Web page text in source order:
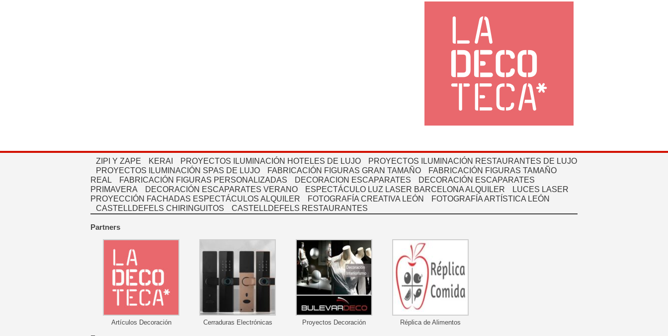
ZIPI Y ZAPE KERAI PROYECTOS ILUMINACIÓN HOTELES DE LUJO
PROYECTOS ILUMINACIÓN RESTAURANTES DE LUJO
PROYECTOS ILUMINACIÓN SPAS DE LUJO
FABRICACIÓN FIGURAS GRAN TAMAÑO
FABRICACIÓN FIGURAS TAMAÑO
REAL
FABRICACIÓN FIGURAS PERSONALIZADAS DECORACION ESCAPARATES
DECORACIÓN ESCAPARATES
PRIMAVERA
DECORACIÓN ESCAPARATES VERANO ESPECTÁCULO LUZ LASER BARCELONA ALQUILER
LUCES LASER
PROYECCIÓN FACHADAS ESPECTÁCULOS ALQUILER
FOTOGRAFÍA CREATIVA LEÓN
FOTOGRAFÍA ARTÍSTICA LEÓN
CASTELLDEFELS CHIRINGUITOS
CASTELLDEFELS RESTAURANTES
Partners
Artículos Decoración Cerraduras Electrónicas Proyectos Decoración Réplica de Alimentos